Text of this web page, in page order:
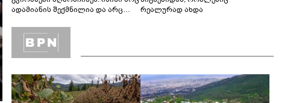
ადამიანის შექმნილია და არც
ლაბირინთები?
რეალურად ახდა